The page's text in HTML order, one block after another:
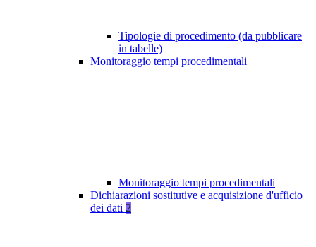
Tipologie di procedimento (da pubblicare
in tabelle)
Monitoraggio tempi procedimentali
Monitoraggio tempi procedimentali
Dichiarazioni sostitutive e acquisizione d'ufficio
dei dati 2